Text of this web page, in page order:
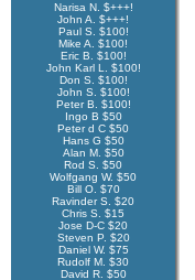
Narisa N. $+++!
John A. $+++!
Paul S. $100!
Mike A. $100!
Eric B. $100!
John Karl L. $100!
Don S. $100!
John S. $100!
Peter B. $100!
Ingo B $50
Peter d C $50
Hans G $50
Alan M. $50
Rod S. $50
Wolfgang W. $50
Bill O. $70
Ravinder S. $20
Chris S. $15
Jose D-C $20
Steven P. $20
Daniel W. $75
Rudolf M. $30
David R. $50